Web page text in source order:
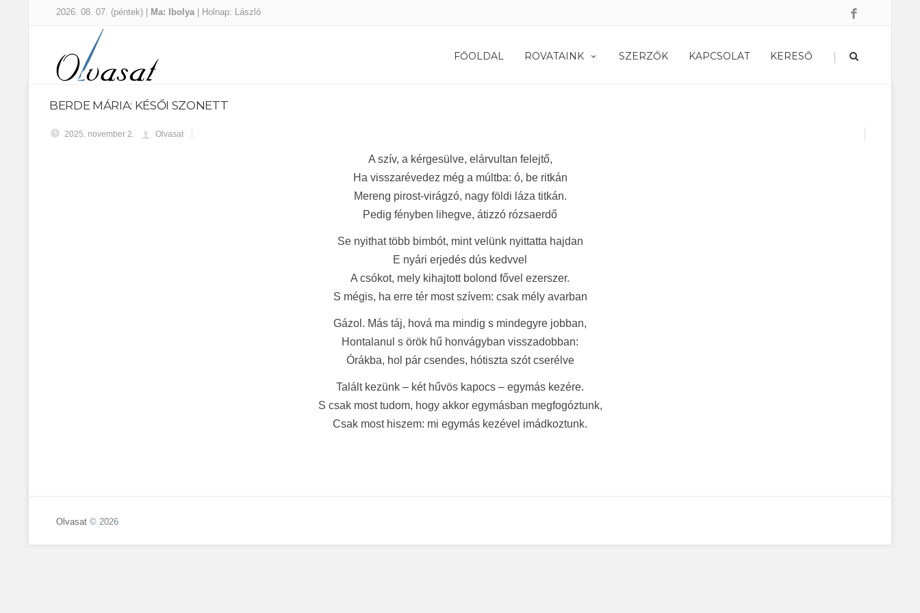
2026. 08. 07. (péntek) | Ma: Ibolya | Holnap: László
FŐOLDAL ROVATAINK SZERZŐK KAPCSOLAT KERESŐ |
BERDE MÁRIA: KÉSŐI SZONETT
2025. november 2. Olvasat
A szív, a kérgesülve, elárvultan felejtő,
Ha visszarévedez még a múltba: ó, be ritkán
Mereng pirost-virágzó, nagy földi láza titkán.
Pedig fényben lihegve, átizzó rózsaerdő
Se nyithat több bimbót, mint velünk nyittatta hajdan
E nyári erjedés dús kedvvel
A csókot, mely kihajtott bolond fővel ezerszer.
S mégis, ha erre tér most szívem: csak mély avarban
Gázol. Más táj, hová ma mindig s mindegyre jobban,
Hontalanul s örök hű honvágyban visszadobban:
Órákba, hol pár csendes, hótiszta szót cserélve
Talált kezünk – két hűvös kapocs – egymás kezére.
S csak most tudom, hogy akkor egymásban megfogóztunk,
Csak most hiszem: mi egymás kezével imádkoztunk.
Olvasat © 2026